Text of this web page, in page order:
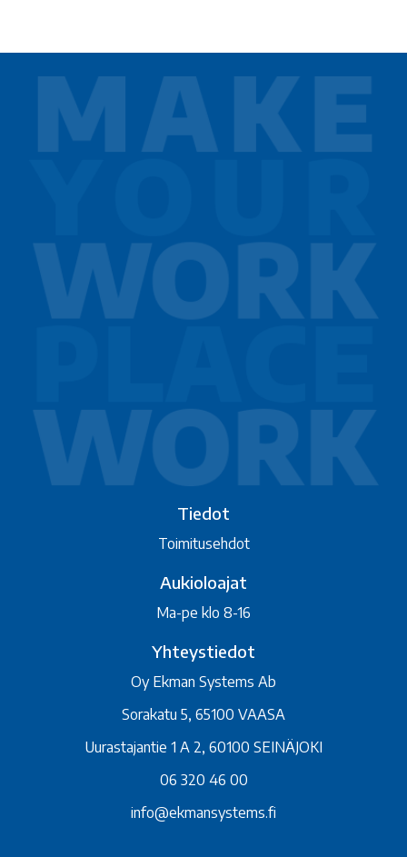
Tiedot
Toimitusehdot
Aukioloajat
Ma-pe klo 8-16
Yhteystiedot
Oy Ekman Systems Ab
Sorakatu 5, 65100 VAASA
Uurastajantie 1 A 2, 60100 SEINÄJOKI
06 320 46 00
info@ekmansystems.fi